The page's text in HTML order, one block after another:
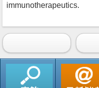
immunotherapeutics.